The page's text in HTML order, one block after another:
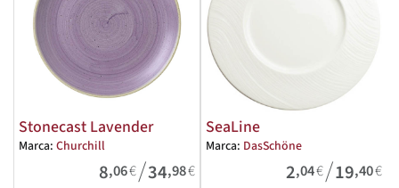
Stonecast Lavender
Marca: Churchill
8,06€/34,98€
SeaLine
Marca: DasSchöne
2,04€/19,40€